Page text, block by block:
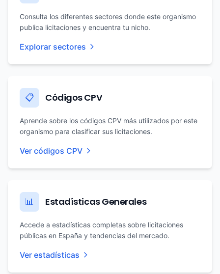
Consulta los diferentes sectores donde este organismo
publica licitaciones y encuentra tu nicho.
Explorar sectores
📋 Códigos CPV
Aprende sobre los códigos CPV más utilizados por este
organismo para clasificar sus licitaciones.
Ver códigos CPV
📊 Estadísticas Generales
Accede a estadísticas completas sobre licitaciones
públicas en España y tendencias del mercado.
Ver estadísticas